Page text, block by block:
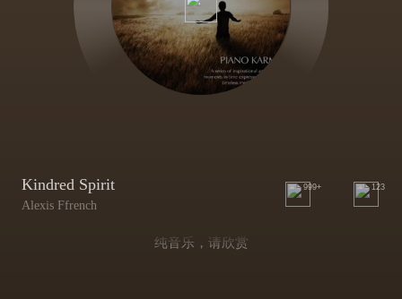
Kindred Spirit
Alexis Ffrench
999+ 123
纯音乐，请欣赏